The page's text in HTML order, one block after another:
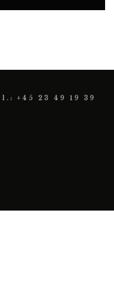
+45 23 49 19 39